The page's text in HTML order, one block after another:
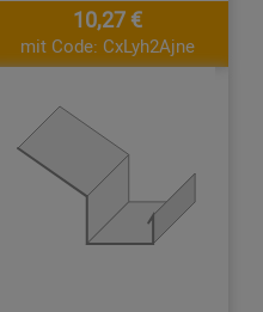
10,27 €
mit Code: CxLyh2Ajne